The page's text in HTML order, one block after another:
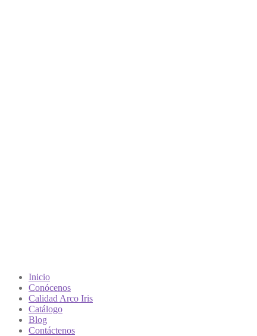
Inicio
Conócenos
Calidad Arco Iris
Catálogo
Blog
Contáctenos